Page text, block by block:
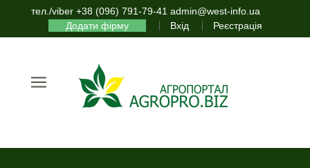
тел./viber +38 (096) 791-79-41 admin@west-info.ua
Додати фірму
Вхід Реєстрація